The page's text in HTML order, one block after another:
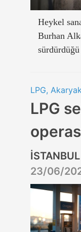
Heykel
Burhan
LPG,
LPG
23/06/